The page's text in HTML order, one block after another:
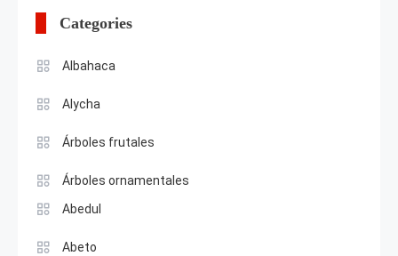
Categories
Albahaca
Alycha
Árboles frutales
Árboles ornamentales
Abedul
Abeto